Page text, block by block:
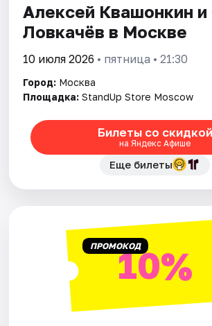
Города
Площадки
Рейтинги
Алексей Квашонкин и
Ловкачёв в Москве
10 июля 2026 • пятница • 21:30
Город: Москва
Площадка: StandUp Store Moscow
Билеты со скидкой
на Яндекс Афише
Еще билеты
ПРОМОКОД10%